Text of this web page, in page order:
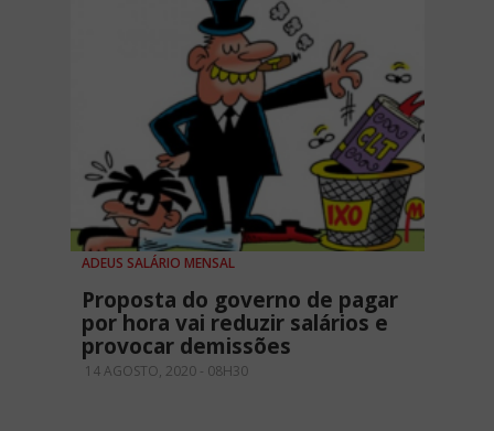
ADEUS SALÁRIO MENSAL
Proposta do governo de pagar
por hora vai reduzir salários e
provocar demissões
14 AGOSTO, 2020 - 08H30